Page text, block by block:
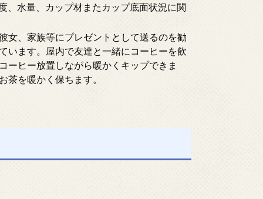
水量、カップ材またカップ底面状況に関
女、家族等にプレゼントとして送るのを勧
ます。屋内で友達と一緒にコーヒーを飲
ヒー放置しながら暖かくキップできま
を暖かく保ちます。